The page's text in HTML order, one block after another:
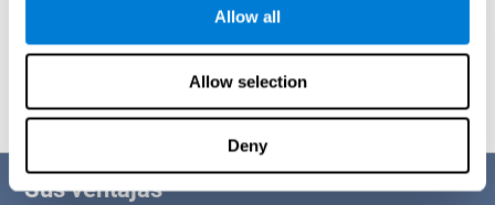
Allow all
Allow selection
Deny
Proyección gráfica orientativa de las redes neuronales después de3
Sus ventajas